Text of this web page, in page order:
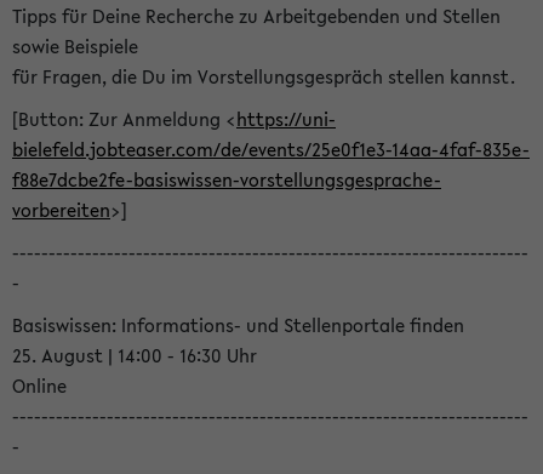
Tipps für Deine Recherche zu Arbeitgebenden und Stellen
sowie Beispiele
für Fragen, die Du im Vorstellungsgespräch stellen kannst.
[Button: Zur Anmeldung <https://uni-
bielefeld.jobteaser.com/de/events/25e0f1e3-14aa-4faf-835e-
f88e7dcbe2fe-basiswissen-vorstellungsgesprache-
vorbereiten>]
-----------------------------------------------------------------------
-
Basiswissen: Informations- und Stellenportale finden
25. August | 14:00 - 16:30 Uhr
Online
-----------------------------------------------------------------------
-